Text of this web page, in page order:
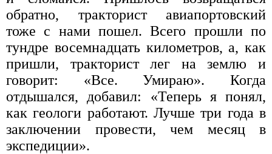
обратно, тракторист авиапортовский
тоже с нами пошел. Всего прошли по
тундре восемнадцать километров, а, как
пришли, тракторист лег на землю и
говорит: «Все. Умираю». Когда
отдышался, добавил: «Теперь я понял,
как геологи работают. Лучше три года в
за­ключении провести, чем месяц в
экспедиции».